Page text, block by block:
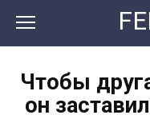
контенту
Чтобы
он